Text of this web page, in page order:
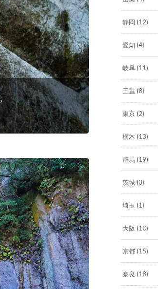
静岡 (12)
愛知 (4)
岐阜(11)
三重 (8)
東京(2)
栃木 (13)
群馬(19)
茨城(3)
埼玉 (1)
大阪 (10)
京都(15)
奈良 (18)